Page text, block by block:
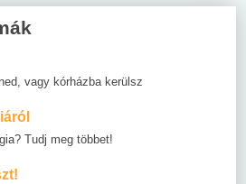
vagy kórházba kerülsz
Tudj meg többet!